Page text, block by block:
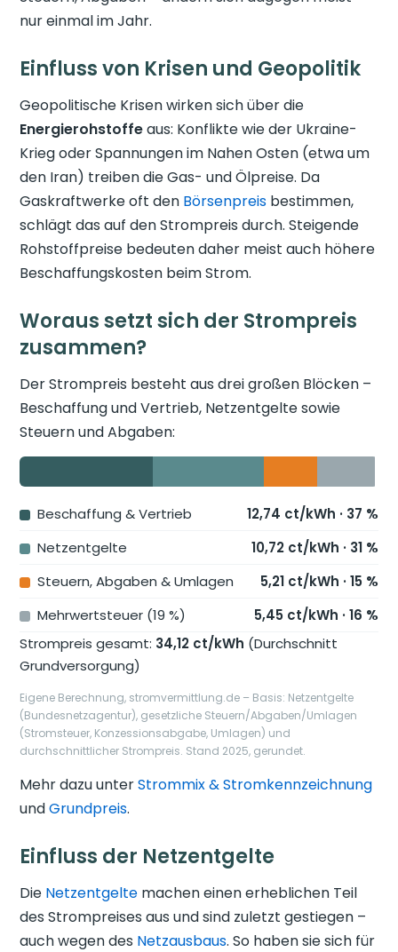
nur einmal im Jahr.
Einfluss von Krisen und Geopolitik
Geopolitische Krisen wirken sich über die
Energierohstoffeaus: Konflikte wie der Ukraine-
Krieg oder Spannungen im Nahen Osten (etwa um
den Iran) treiben die Gas- und Ölpreise. Da
Gaskraftwerke oft den Börsenpreis bestimmen,
schlägt das auf den Strompreis durch. Steigende
Rohstoffpreise bedeuten daher meist auch höhere
Beschaffungskosten beim Strom.
Woraus setzt sich der Strompreis
zusammen?
Der Strompreis besteht aus drei großen Blöcken –
Beschaffung und Vertrieb, Netzentgelte sowie
Steuern und Abgaben:
Beschaffung & Vertrieb
12,74 ct/kWh · 37 %
Netzentgelte
10,72 ct/kWh · 31 %
Steuern, Abgaben & Umlagen
5,21 ct/kWh · 15 %
Mehrwertsteuer (19 %)
5,45 ct/kWh · 16 %
Strompreis gesamt: 34,12 ct/kWh (Durchschnitt
Grundversorgung)
Eigene Berechnung, stromvermittlung.de – Basis: Netzentgelte
(Bundesnetzagentur), gesetzliche Steuern/Abgaben/Umlagen
(Stromsteuer, Konzessionsabgabe, Umlagen) und
durchschnittlicher Strompreis. Stand 2025, gerundet.
Mehr dazu unterStrommix & Stromkennzeichnung
undGrundpreis.
Einfluss der Netzentgelte
Die Netzentgelte machen einen erheblichen Teil
des Strompreises aus und sind zuletzt gestiegen –
auch wegen des Netzausbaus. So haben sie sich für